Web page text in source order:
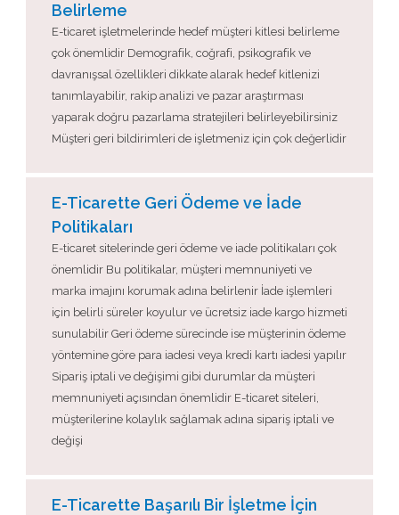
Belirleme
E-ticaret işletmelerinde hedef müşteri kitlesi belirleme
çok önemlidir Demografik, coğrafi, psikografik ve
davranışsal özellikleri dikkate alarak hedef kitlenizi
tanımlayabilir, rakip analizi ve pazar araştırması
yaparak doğru pazarlama stratejileri belirleyebilirsiniz
Müşteri geri bildirimleri de işletmeniz için çok değerlidir
E-Ticarette Geri Ödeme ve İade
Politikaları
E-ticaret sitelerinde geri ödeme ve iade politikaları çok
önemlidir Bu politikalar, müşteri memnuniyeti ve
marka imajını korumak adına belirlenir İade işlemleri
için belirli süreler koyulur ve ücretsiz iade kargo hizmeti
sunulabilir Geri ödeme sürecinde ise müşterinin ödeme
yöntemine göre para iadesi veya kredi kartı iadesi yapılır
Sipariş iptali ve değişimi gibi durumlar da müşteri
memnuniyeti açısından önemlidir E-ticaret siteleri,
müşterilerine kolaylık sağlamak adına sipariş iptali ve
değişi
E-Ticarette Başarılı Bir İşletme İçin